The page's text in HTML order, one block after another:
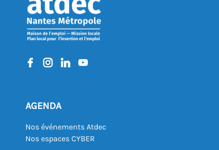
AGENDA
Nos événements Atdec
Nos espaces CYBER